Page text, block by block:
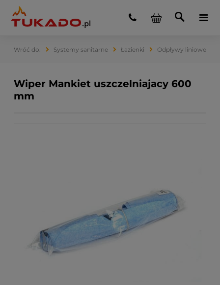
Systemy sanitarne Łazienki Odpływy liniowe
Wiper Mankiet uszczelniajacy 600
mm